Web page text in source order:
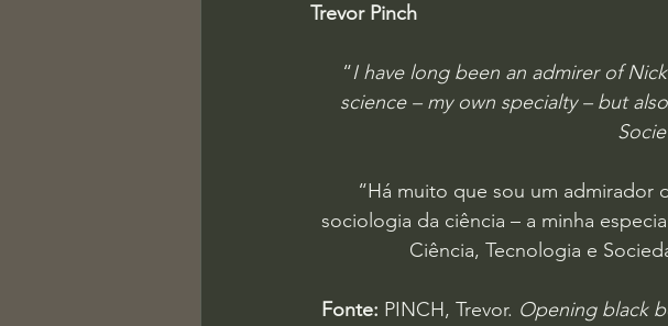
Trevor Pinch
“I have long been an admirer of
science – my own specialty – but
“Há muito que sou um admirador
sociologia da ciência – a minha
Ciência, Tecnologia e
Fonte: PINCH, Trevor. Opening black